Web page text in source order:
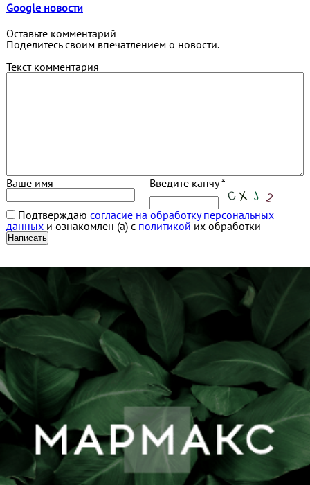
Google новости
Оставьте комментарий
Поделитесь своим впечатлением о новости.
Текст комментария
Ваше имя Введите капчу *
Подтверждаю согласие на обработку персональных
данныхи ознакомлен (а) с политикой их обработки